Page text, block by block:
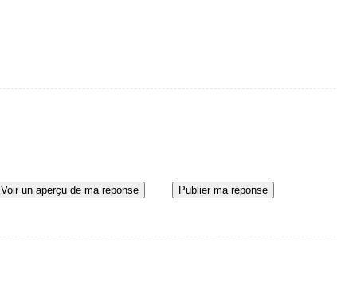
Voir un aperçu de ma réponse Publier ma réponse